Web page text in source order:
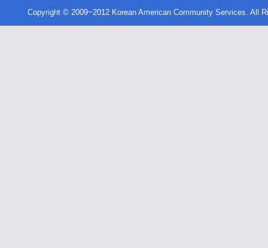
Copyright © 2009~2012 Korean American Community Services. All